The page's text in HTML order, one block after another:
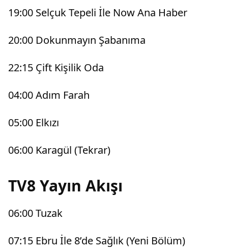
19:00 Selçuk Tepeli İle Now Ana Haber
20:00 Dokunmayın Şabanıma
22:15 Çift Kişilik Oda
04:00 Adım Farah
05:00 Elkızı
06:00 Karagül (Tekrar)
TV8 Yayın Akışı
06:00 Tuzak
07:15 Ebru İle 8’de Sağlık (Yeni Bölüm)